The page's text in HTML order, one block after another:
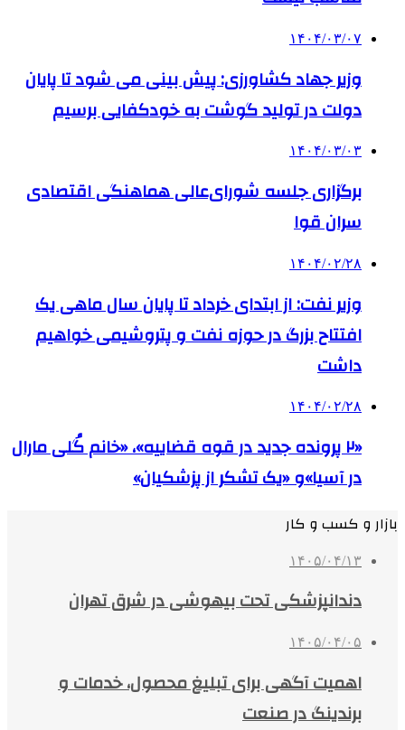
۱۴۰۴/۰۳/۰۷
وزیر جهاد کشاورزی: پیش بینی می شود تا پایان
دولت در تولید گوشت به خودکفایی برسیم
۱۴۰۴/۰۳/۰۳
برگزاری جلسه شورای‌عالی هماهنگی اقتصادی
سران قوا
۱۴۰۴/۰۲/۲۸
وزیر نفت: از ابتدای خرداد تا پایان سال ماهی یک
افتتاح بزرگ در حوزه نفت و پتروشیمی خواهیم
داشت
۱۴۰۴/۰۲/۲۸
«۲ پرونده جدید در قوه قضاییه»، «خانم گُلی مارال
در آسیا»و «یک تشکر از پزشکیان»
بازار و کسب و کار
۱۴۰۵/۰۴/۱۳
دندانپزشکی تحت بیهوشی در شرق تهران
۱۴۰۵/۰۴/۰۵
اهمیت آگهی برای تبلیغ محصول، خدمات و
برندینگ در صنعت